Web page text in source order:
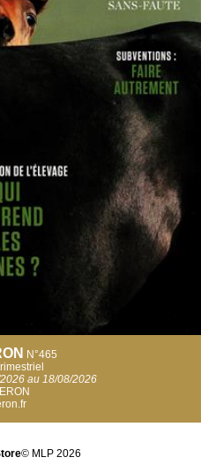
N°465
au 18/08/2026
© MLP 2026